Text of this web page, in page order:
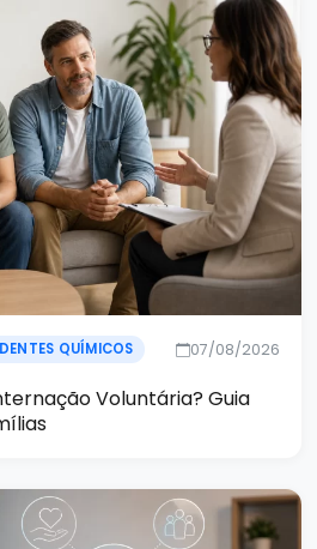
QUÍMICOS 07/08/2026
Voluntária? Guia